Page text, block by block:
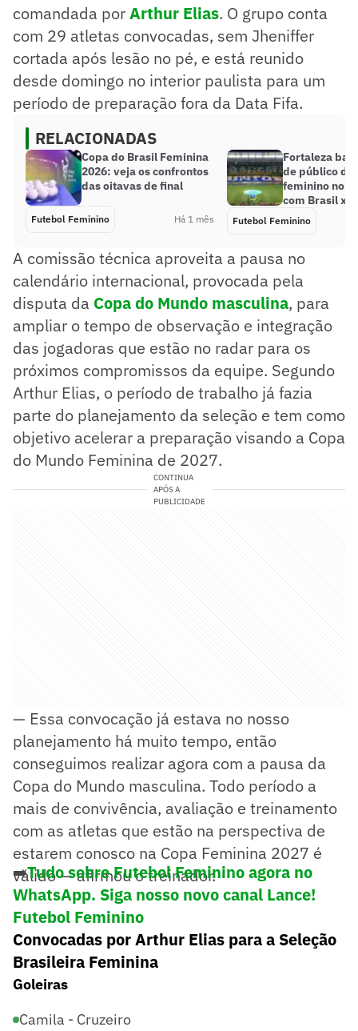
comandada porArthur Elias. O grupo conta
com 29 atletas convocadas, sem Jheniffer
cortada após lesão no pé, e está reunido
desde domingo no interior paulista para um
período de preparação fora da Data Fifa.
RELACIONADAS
Copa do Brasil Feminina
2026: veja os confrontos
das oitavas de final
Futebol Feminino Há 1 mês
Fortaleza
de público do
feminino no
com Brasil x
Futebol Feminino
A comissão técnica aproveita a pausa no
calendário internacional, provocada pela
disputa da Copa do Mundo masculina, para
ampliar o tempo de observação e integração
das jogadoras que estão no radar para os
próximos compromissos da equipe. Segundo
Arthur Elias, o período de trabalho já fazia
parte do planejamento da seleção e tem como
objetivo acelerar a preparação visando a Copa
do Mundo Feminina de 2027.
CONTINUA
APÓS A
PUBLICIDADE
— Essa convocação já estava no nosso
planejamento há muito tempo, então
conseguimos realizar agora com a pausa da
Copa do Mundo masculina. Todo período a
mais de convivência, avaliação e treinamento
com as atletas que estão na perspectiva de
estarem conosco na Copa Feminina 2027 é
válido — afirmou o treinador.
➡️Tudo sobre Futebol Feminino agora no
WhatsApp. Siga nosso novo canal Lance!
Futebol Feminino
Convocadas por Arthur Elias para a Seleção
Brasileira Feminina
Goleiras
Camila - Cruzeiro